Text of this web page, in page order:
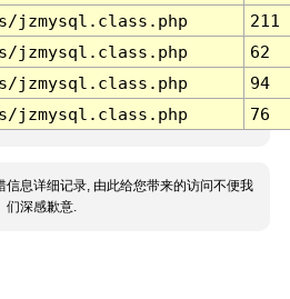
jzmysql.class.php
211
jzmysql.class.php
62
jzmysql.class.php
94
jzmysql.class.php 76
信息详细记录, 由此给您带来的访问不便我
们深感歉意.